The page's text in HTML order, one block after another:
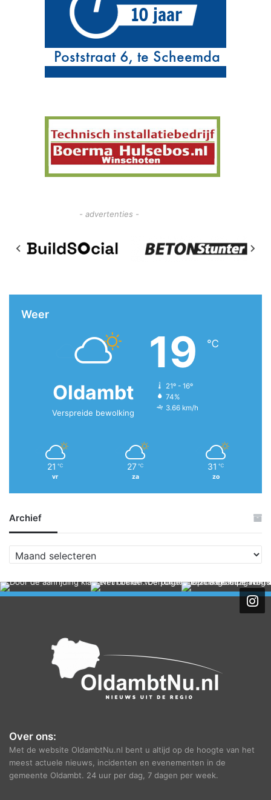
- advertenties -
Weer
Oldambt
Verspreide bewolking
19 ℃
21º - 16º
74%
3.66 km/h
21 ℃
vr
27 ℃
za
31 ℃
zo
Archief
r
h
Over ons:
Met de website OldambtNu.nl bent u altijd op de hoogte van het
meest actuele nieuws, incidenten en evenementen in de
gemeente Oldambt. 24 uur per dag, 7 dagen per week.